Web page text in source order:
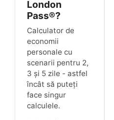
London
Pass®?
Calculator de
economii
personale cu
scenarii pentru 2,
3 și 5 zile - astfel
încât să puteți
face singur
calculele.